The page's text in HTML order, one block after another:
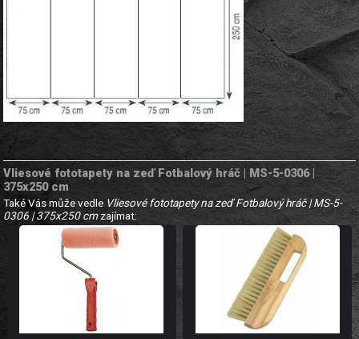
Vliesové fototapety na zeď Fotbalový hráč | MS-5-0306 |
375x250 cm
Také Vás může vedle Vliesové fototapety na zeď Fotbalový hráč | MS-5-
0306 | 375x250 cmzajímat: